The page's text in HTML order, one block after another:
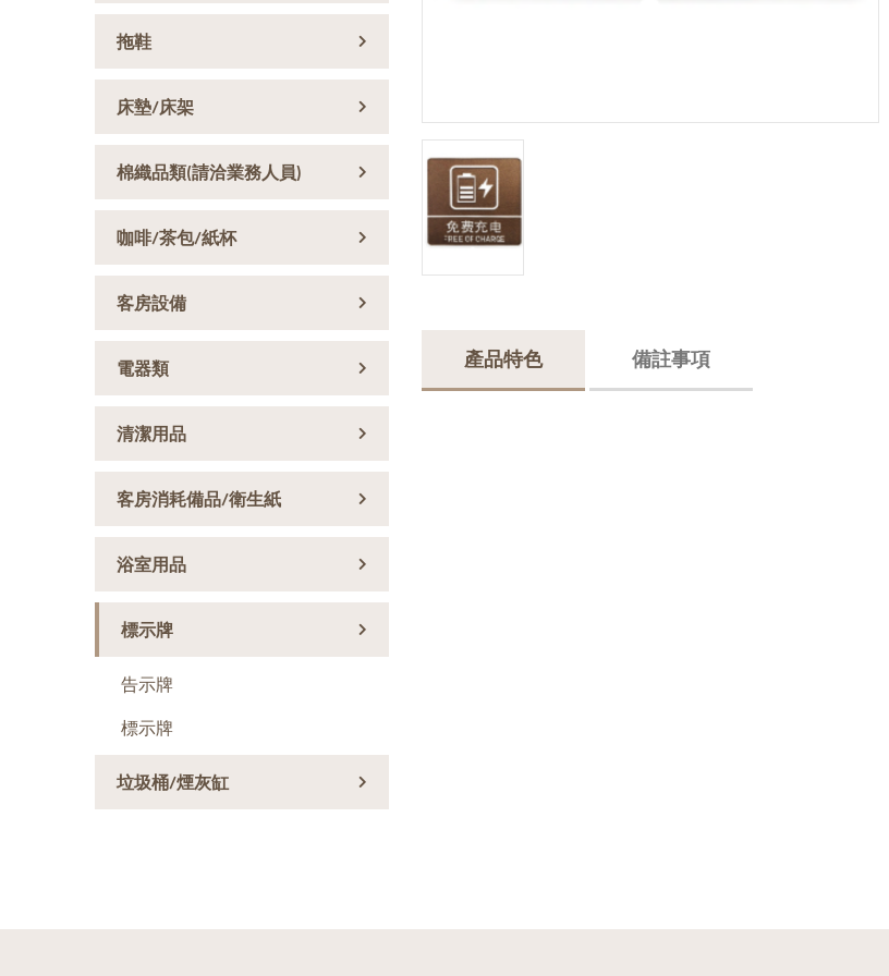
拖鞋
床墊/床架
棉織品類(請洽業務人員)
咖啡/茶包/紙杯
客房設備
電器類
清潔用品
客房消耗備品/衛生紙
浴室用品
標示牌
告示牌
標示牌
垃圾桶/煙灰缸
產品特色 備註事項